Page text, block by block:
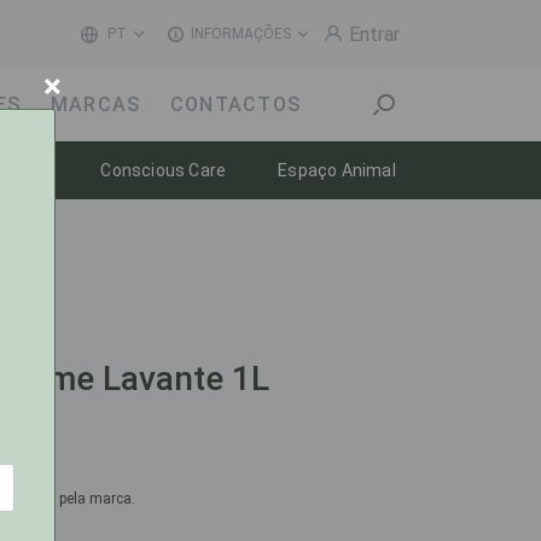
PT INFORMAÇÕES Entrar
MARCAS CONTACTOS
Toggle dropdown
Conscious Care Toggle dropdown
Espaço Animal Toggle
Lavante 1L
pela marca.
×